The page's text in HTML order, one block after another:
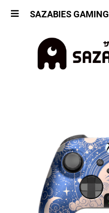
SAZABIES GAMING